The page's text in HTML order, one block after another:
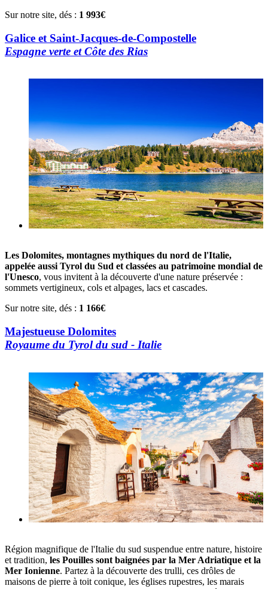
Sur notre site, dés : 1 993€
Galice et Saint-Jacques-de-Compostelle
Espagne verte et Côte des Rias
Les Dolomites, montagnes mythiques du nord de l'Italie,
appelée aussi Tyrol du Sud et classées au patrimoine mondial de
l'Unesco, vous invitent à la découverte d'une nature préservée :
sommets vertigineux, cols et alpages, lacs et cascades.
Sur notre site, dés : 1 166€
Majestueuse Dolomites
Royaume du Tyrol du sud - Italie
Région magnifique de l'Italie du sud suspendue entre nature, histoire
et tradition, les Pouilles sont baignées par la Mer Adriatique et la
Mer Ionienne. Partez à la découverte des trulli, ces drôles de
maisons de pierre à toit conique, les églises rupestres, les marais